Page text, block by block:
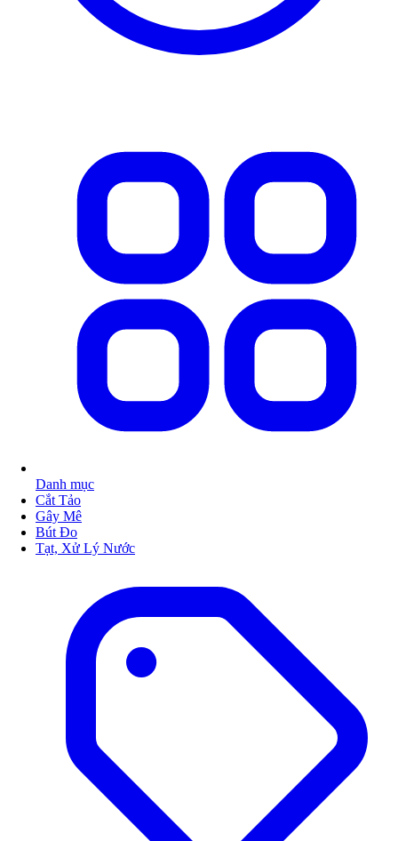
Danh mục
Cắt Tảo
Gây Mê
Bút Đo
Tạt, Xử Lý Nước